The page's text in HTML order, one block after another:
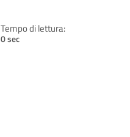
Tempo di lettura:
0 sec